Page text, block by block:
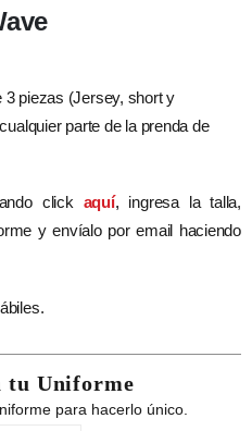
3 piezas (Jersey, short y
parte de la prenda de
clickaquí, ingresa la talla,
y envíalo por email haciendo
tu Uniforme
para hacerlo único.